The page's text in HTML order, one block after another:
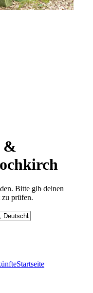
&
Bitte gib deinen
prüfen.
Startseite